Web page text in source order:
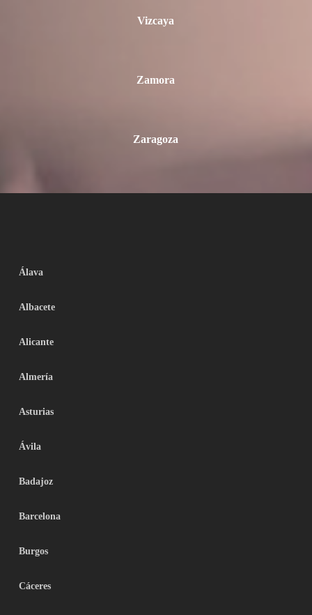
Vizcaya
Zamora
Zaragoza
Álava
Albacete
Alicante
Almería
Asturias
Ávila
Badajoz
Barcelona
Burgos
Cáceres